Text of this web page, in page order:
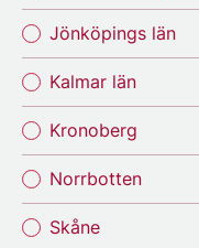
Jönköpings län
Kalmar län
Kronoberg
Norrbotten
Skåne